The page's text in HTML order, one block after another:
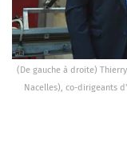
(De gauche à droite)
Nacelles), co-dirigeants